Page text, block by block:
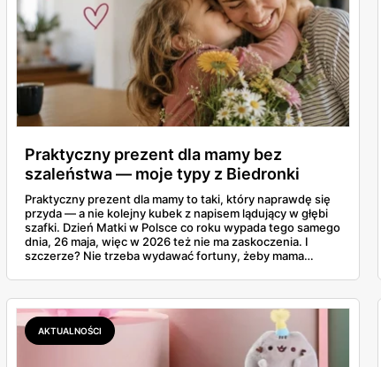
Praktyczny prezent dla mamy bez
szaleństwa — moje typy z Biedronki
Praktyczny prezent dla mamy to taki, który naprawdę się
przyda — a nie kolejny kubek z napisem lądujący w głębi
szafki. Dzień Matki w Polsce co roku wypada tego samego
dnia, 26 maja, więc w 2026 też nie ma zaskoczenia. I
szczerze? Nie trzeba wydawać fortuny, żeby mama
ważną od 21 do 30 maja i wynotowałam to, co sama
wrzuciłabym do koszyka bez wahania: kosmetyki, perfumy
i drobiazgi, które kobiety faktycznie zużywają. Ceny
zaczynają się od kilkunastu złotych, a efekt bywa lepszy
niż niejeden droższy zestaw.
AKTUALNOŚCI